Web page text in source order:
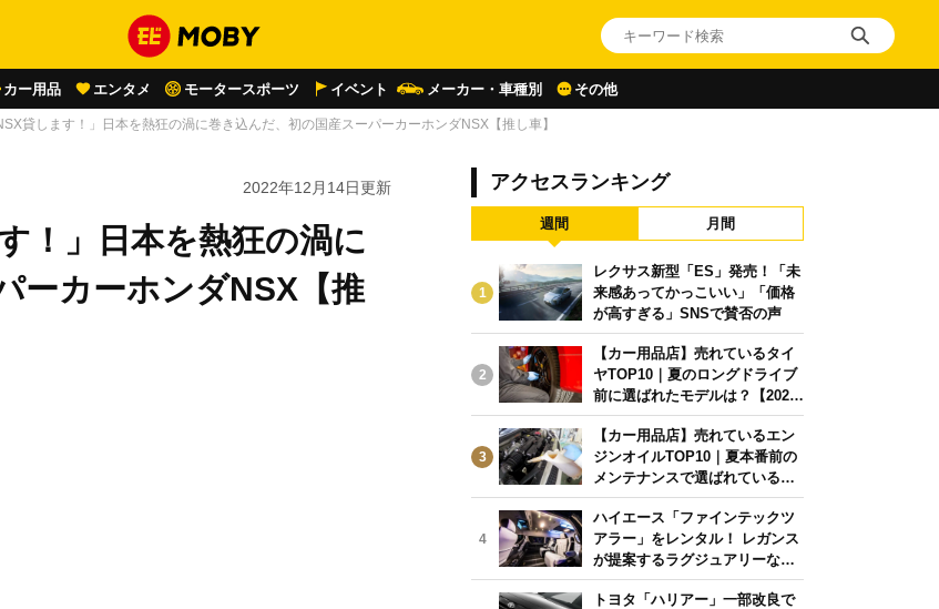
カー用品 エンタメ モータースポーツ イベント メーカー・車種別 その他
貸します！」日本を熱狂の渦に巻き込んだ、初の国産スーパーカーホンダNSX【推し車】
2022年12月14日更新
！」日本を熱狂の渦に
ーカーホンダNSX【推
アクセスランキング
週間 月間
1
レクサス新型「ES」発売！「未
来感あってかっこいい」「価格
が高すぎる」SNSで賛否の声
2
【カー用品店】売れているタイ
ヤTOP10｜夏のロングドライブ
前に選ばれたモデルは？【2026
年6月版】
3
【カー用品店】売れているエン
ジンオイルTOP10｜夏本番前の
メンテナンスで選ばれている人
気モデルは？【2026年6月版】
4
ハイエース「ファインテックツ
アラー」をレンタル！ レガンス
が提案するラグジュアリーな移
動体験
トヨタ「ハリアー」一部改良で